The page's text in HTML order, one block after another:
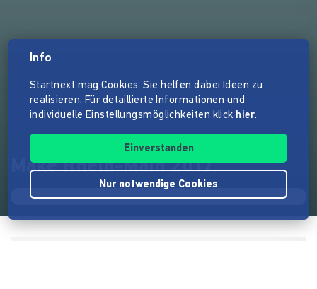
Make Rhein-Main 2017
Info
Startnext mag Cookies. Sie helfen dabei Ideen zu
realisieren. Für detaillierte Informationen und
individuelle Einstellungsmöglichkeiten klick hier.
Einverstanden
Nur notwendige Cookies